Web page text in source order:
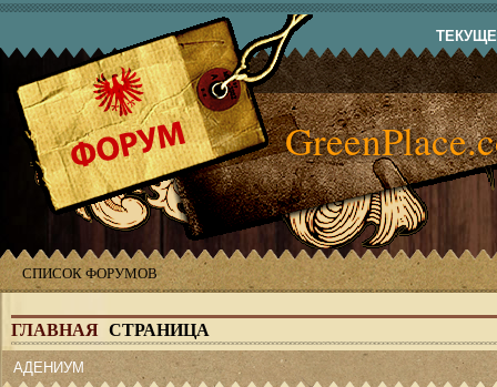
СПИСОК ФОРУМОВ
ГЛАВНАЯ СТРАНИЦА
АДЕНИУМ